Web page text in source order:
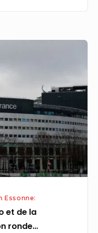
Essonne:
et de la
ronde…